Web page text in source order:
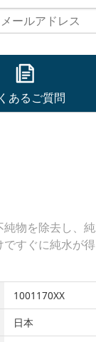
あるご質問
物を除去し、
すぐに純水が
1001170XX
日本